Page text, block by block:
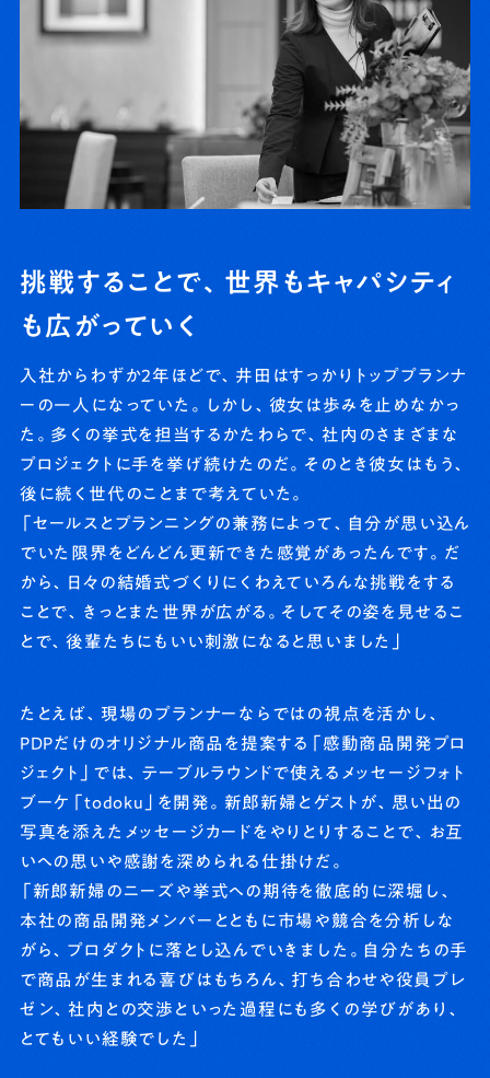
挑戦することで、世界もキャパシティ
も広がっていく
入社からわずか2年ほどで、井田はすっかりトッププランナ
ーの一人になっていた。しかし、彼女は歩みを止めなかっ
た。多くの挙式を担当するかたわらで、社内のさまざまな
プロジェクトに手を挙げ続けたのだ。そのとき彼女はもう、
後に続く世代のことまで考えていた。
「セールスとプランニングの兼務によって、自分が思い込ん
でいた限界をどんどん更新できた感覚があったんです。だ
から、日々の結婚式づくりにくわえていろんな挑戦をする
ことで、きっとまた世界が広がる。そしてその姿を見せるこ
とで、後輩たちにもいい刺激になると思いました」
たとえば、現場のプランナーならではの視点を活かし、
PDPだけのオリジナル商品を提案する「感動商品開発プロ
ジェクト」では、テーブルラウンドで使えるメッセージフォト
ブーケ「todoku」を開発。新郎新婦とゲストが、思い出の
写真を添えたメッセージカードをやりとりすることで、お互
いへの思いや感謝を深められる仕掛けだ。
「新郎新婦のニーズや挙式への期待を徹底的に深堀し、
本社の商品開発メンバーとともに市場や競合を分析しな
がら、プロダクトに落とし込んでいきました。自分たちの手
で商品が生まれる喜びはもちろん、打ち合わせや役員プレ
ゼン、社内との交渉といった過程にも多くの学びがあり、
とてもいい経験でした」